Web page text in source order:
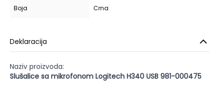
Boja Crna
Deklaracija
Naziv proizvoda:
Slušalice sa mikrofonom Logitech H340 USB 981-000475